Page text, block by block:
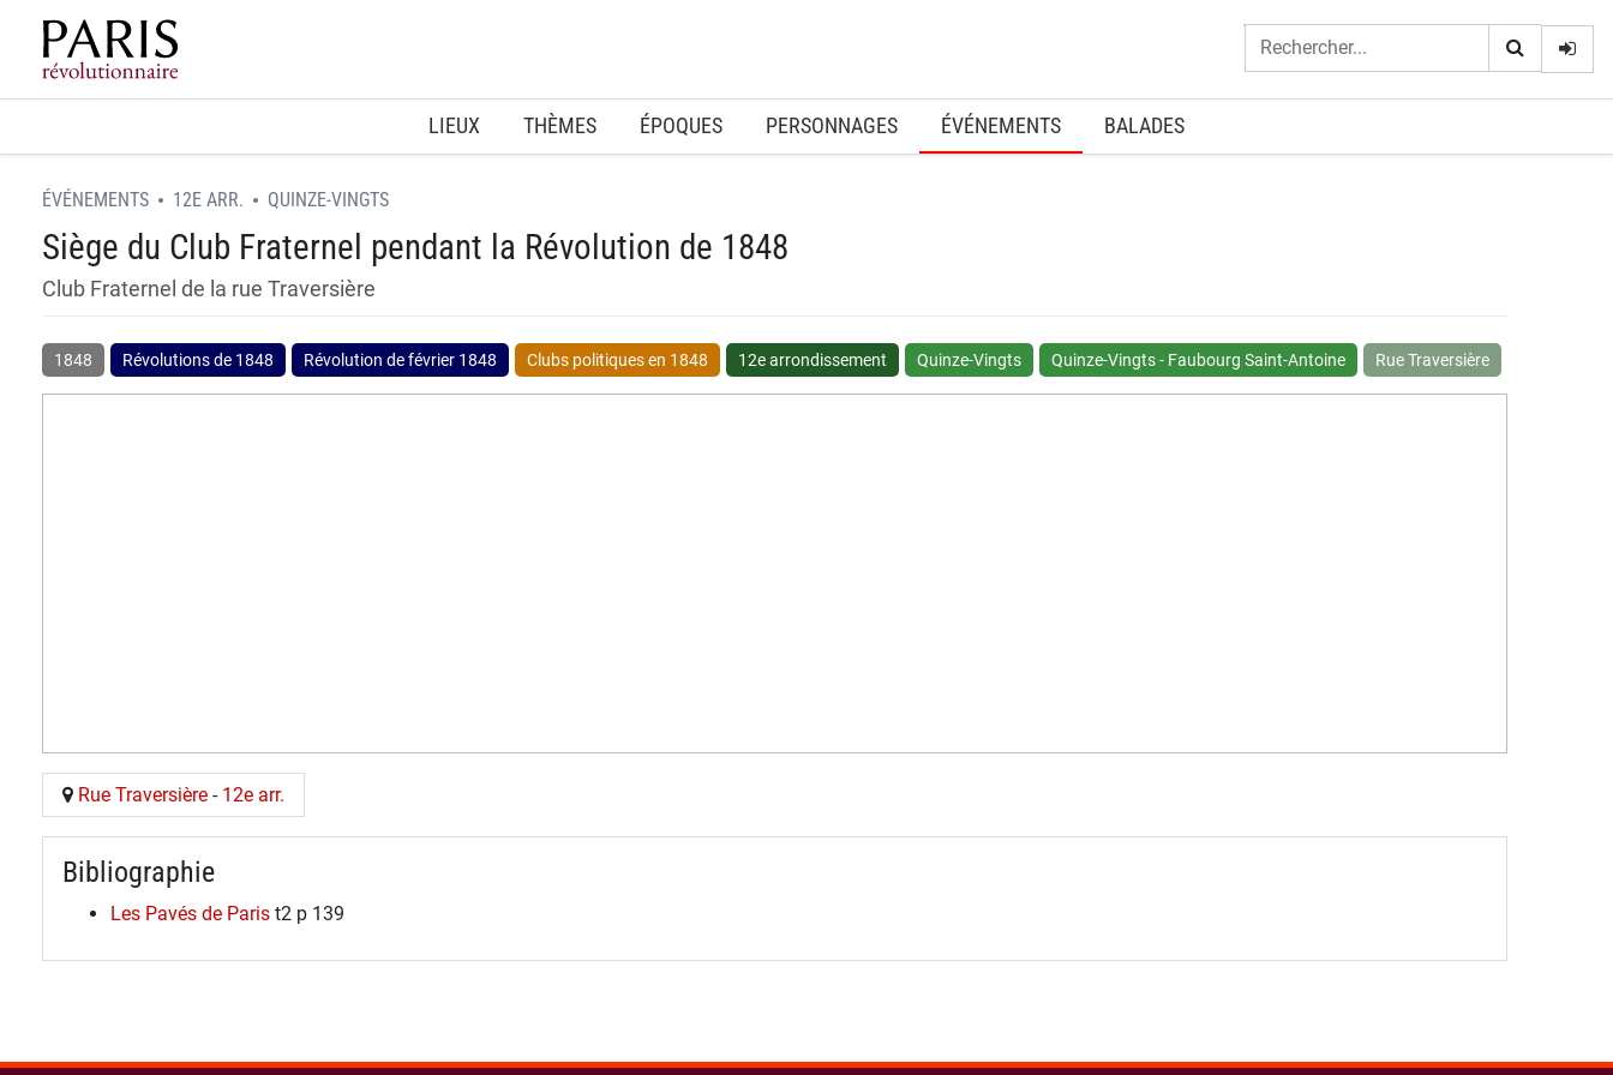
Home
LIEUX THÈMES ÉPOQUES PERSONNAGES ÉVÉNEMENTS BALADES
ÉVÉNEMENTS 12E ARR. QUINZE-VINGTS
Siège du Club Fraternel pendant la Révolution de 1848
Club Fraternel de la rue Traversière
1848 Révolutions de 1848 Révolution de février 1848 Clubs politiques en 1848 12e arrondissement Quinze-Vingts Quinze-Vingts - Faubourg Saint-Antoine Rue Traversière
Rue Traversière - 12e arr.
Bibliographie
Les Pavés de Paris t2 p 139